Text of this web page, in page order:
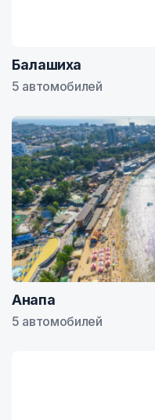
Балашиха
5 автомобилей
Анапа
5 автомобилей